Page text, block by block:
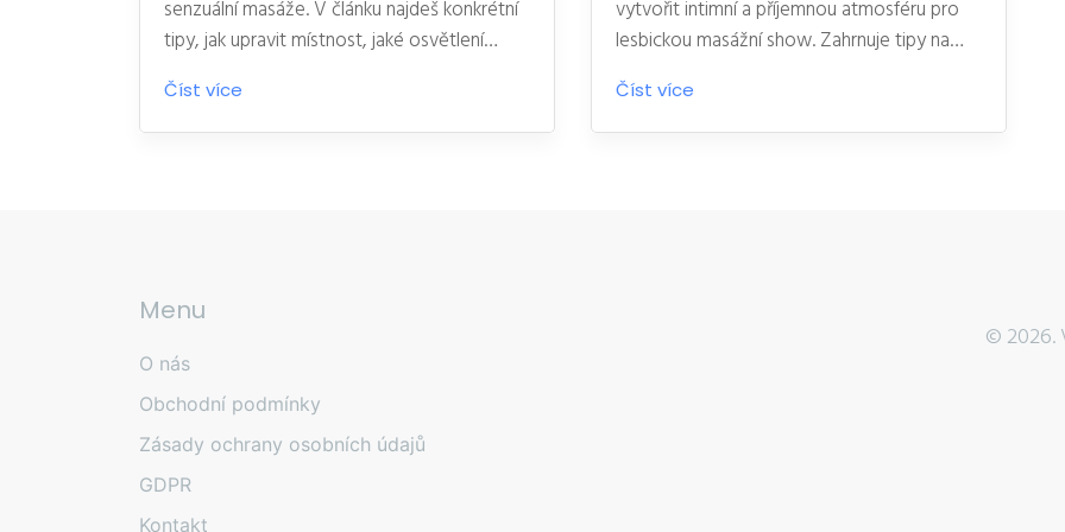
senzuální masáže. V článku najdeš konkrétní
tipy, jak upravit místnost, jaké osvětlení
zvolit nebo proč je vůně tak důležitá.
Dostaneš rady ohledně hudby, teploty i
výběru masažních olejů. Naučíš se, jak
Číst více
vytvořit intimní a příjemnou atmosféru pro
lesbickou masážní show. Zahrnuje tipy na
osvětlení, hudbu, vůně a další prvky, které
podpoří relaxaci a prohloubí zážitek.
Číst více
Menu
O nás
Obchodní podmínky
Zásady ochrany osobních údajů
GDPR
Kontakt
© 2026.